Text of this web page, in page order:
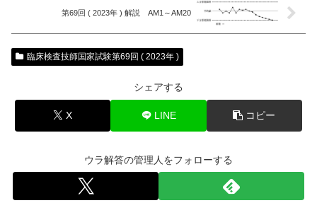
第69回 ( 2023年 ) 解説 AM1～AM20
臨床検査技師国家試験第69回 ( 2023年 )
シェアする
X LINE コピー
ウラ解答の管理人をフォローする